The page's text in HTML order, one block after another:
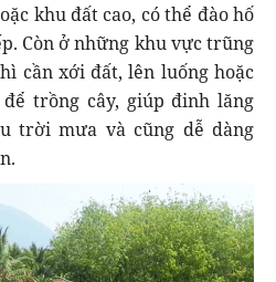
khu đất cao, có thể đào hố
Còn ở những khu vực trũng
cần xới đất, lên luống hoặc
trồng cây, giúp đinh lăng
trời mưa và cũng dễ dàng